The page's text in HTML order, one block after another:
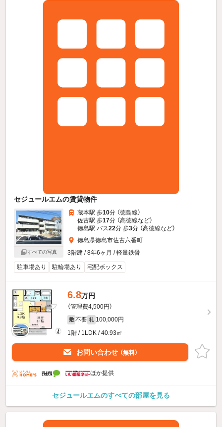
セジュールエムの賃貸物件
すべての写真
蔵本駅 歩10分 （徳島線）
佐古駅 歩17分 （高徳線など）
徳島駅 バス22分 歩3分 （高徳線など）
徳島県徳島市佐古六番町
3階建 / 8年6ヶ月 / 軽量鉄骨
駐車場あり 駐輪場あり 宅配ボックス
6.8万円
（管理費4,500円）
敷 不要 礼 100,000円
1階 / 1LDK / 40.93㎡
お問い合わせ （無料）
ほか提供
セジュールエムのすべての部屋を見る